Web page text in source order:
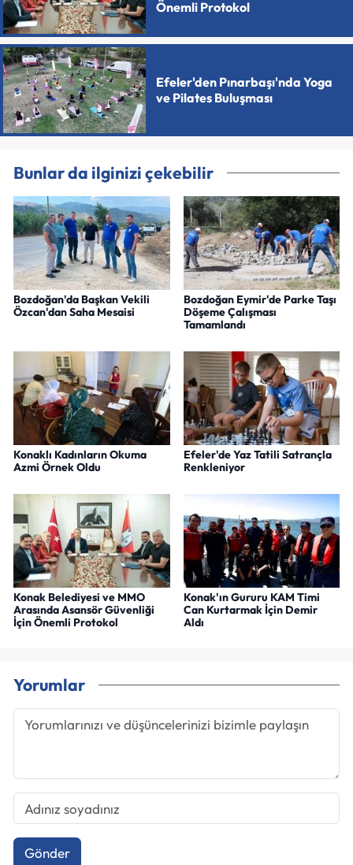
Önemli Protokol
Efeler'den Pınarbaşı'nda Yoga
ve Pilates Buluşması
Bunlar da ilginizi çekebilir
Bozdoğan'da Başkan Vekili
Özcan'dan Saha Mesaisi
Bozdoğan Eymir'de Parke Taşı
Döşeme Çalışması
Tamamlandı
Konaklı Kadınların Okuma
Azmi Örnek Oldu
Efeler'de Yaz Tatili Satrançla
Renkleniyor
Konak Belediyesi ve MMO
Arasında Asansör Güvenliği
İçin Önemli Protokol
Konak'ın Gururu KAM Timi
Can Kurtarmak İçin Demir
Aldı
Yorumlar
Gönder